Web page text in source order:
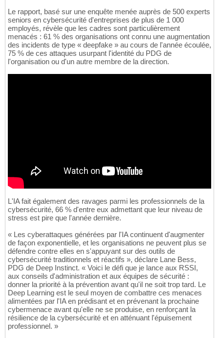
Le rapport, basé sur une enquête menée auprès de 500 experts
seniors en cybersécurité d'entreprises de plus de 1 000
employés, révèle que les cadres sont particulièrement
menacés : 61 % des organisations ont connu une augmentation
des incidents de type « deepfake » au cours de l'année écoulée,
75 % de ces attaques usurpant l'identité du PDG de
l'organisation ou d'un autre membre de la direction.
L'IA fait également des ravages parmi les professionnels de la
cybersécurité, 66 % d'entre eux admettant que leur niveau de
stress est pire que l'année dernière.
« Les cyberattaques générées par l'IA continuent d'augmenter
de façon exponentielle, et les organisations ne peuvent plus se
défendre contre elles en s'appuyant sur des outils de
cybersécurité traditionnels et réactifs », déclare Lane Bess,
PDG de Deep Instinct. « Voici le défi que je lance aux RSSI,
aux conseils d'administration et aux équipes de sécurité :
donner la priorité à la prévention avant qu'il ne soit trop tard. Le
Deep Learning est le seul moyen de combattre ces menaces
alimentées par l'IA en prédisant et en prévenant la prochaine
cybermenace avant qu'elle ne se produise, en renforçant la
résilience de la cybersécurité et en atténuant l'épuisement
professionnel. »